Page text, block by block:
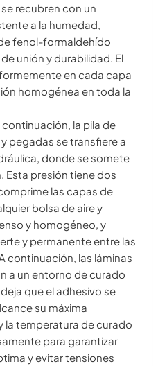
recubren con un
a la humedad,
fenol-formaldehído
unión y durabilidad. El
en cada capa
homogénea en toda la
continuación, la pila de
pegadas se transfiere a
donde se somete
Esta presión tiene dos
las capas de
bolsa de aire y
y homogéneo, y
y permanente entre las
continuación, las láminas
a un entorno de curado
que el adhesivo se
su máxima
la temperatura de curado
para garantizar
y evitar tensiones